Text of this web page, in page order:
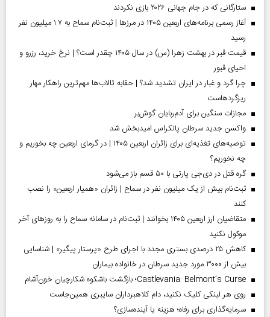
ستارگانی که در جام جهانی ۲۰۲۶ بازی نکردند
آغاز رسمی برنامه‌های اربعین ۱۴۰۵ در مرز‌ها | ثبت‌نام سماح به ۱.۷ میلیون نفر
رسید
قیمت قبر در بهشت زهرا (س) در سال ۱۴۰۵ چقدر است؟ | نرخ خرید، رزرو و
احیای قبور
چرا گرد و غبار در ایران تشدید شد؟ | حقابه تالاب‌ها مهم‌ترین راهکار مهار
ریزگردهاست
مجازات سنگین برای آدم‌ربایان گوش‌بر
واکسن جدید سرطان پانکراس امیدبخش شد
توصیه‌های تغذیه‌ای برای زائران اربعین ۱۴۰۵ | در گرمای اربعین چه بخوریم و
چه نخوریم؟
گره قتل در دی‌جی پارتی با ۵۰ قسم باز می‌شود
ثبت‌نام بیش از یک میلیون نفر در سماح | زائران «همیار اربعین» را نصب
کنند
متقاضیان ارز اربعین ۱۴۰۵ بخوانند | ثبت‌نام در سامانه سماح را به روز‌های آخر
موکول نکنید
کاهش ۲۵ درصدی بستری مجدد با اجرای طرح «پرستار پیگیر» | شناسایی
بیش از ۳۰۰۰ مورد جدید سرطان در خانواده بیماران
Castlevania: Belmont’s Curse؛ بازگشت باشکوه شکارچیان خون‌آشام
روی هر لینکی کلیک نکنید، دام کلاهبرداران سایبری همین‌جاست
سرمایه‌گذاری برای رفاه؛ هزینه یا آینده‌سازی؟